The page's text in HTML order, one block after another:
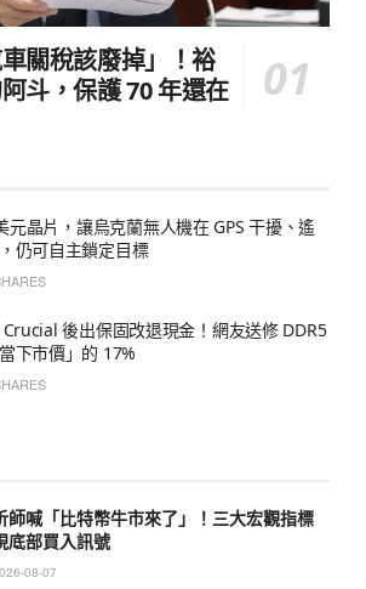
關稅該廢掉」！裕
斗，保護 70 年還在
元晶片，讓烏克蘭無人機在 GPS 干擾、遙
仍可自主鎖定目標
後出保固改退現金！網友送修 DDR5
下市價」的 17%
師喊「比特幣牛市來了」！三大宏觀指標
底部買入訊號
08-07